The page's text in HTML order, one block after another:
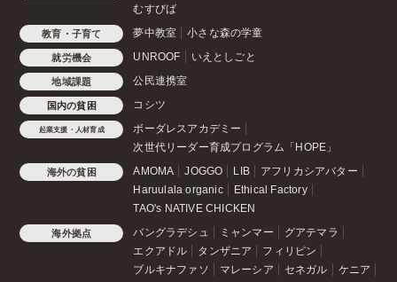
むすびば
教育・子育て 夢中教室 小さな森の学童
就労機会 UNROOF いえとしごと
地域課題 公民連携室
国内の貧困 コシツ
起業支援・人材育成
ボーダレスアカデミー
次世代リーダー育成プログラム「HOPE」
海外の貧困 AMOMA JOGGO LIB
アフリカシアバター
Haruulala organic
Ethical Factory
TAO's NATIVE CHICKEN
海外拠点 バングラデシュ ミャンマー
グアテマラ
エクアドル
タンザニア
フィリピン
ブルキナファソ
マレーシア セネガル ケニア